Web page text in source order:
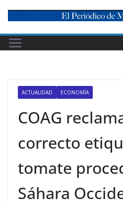
content
ACTUALIDAD ECONOMÍA
COAG
correcto
tomate
Sáhara